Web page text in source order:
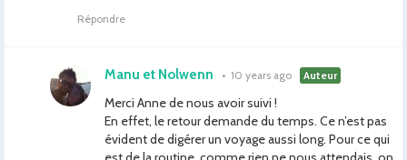
Répondre
Manu et Nolwenn • 10 years ago Auteur
Merci Anne de nous avoir suivi !
En effet, le retour demande du temps. Ce n’est pas
évident de digérer un voyage aussi long. Pour ce qui